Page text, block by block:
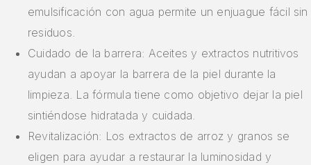
emulsificación con agua permite un enjuague fácil sin
residuos.
Cuidado de la barrera: Aceites y extractos nutritivos
ayudan a apoyar la barrera de la piel durante la
limpieza. La fórmula tiene como objetivo dejar la piel
sintiéndose hidratada y cuidada.
Revitalización: Los extractos de arroz y granos se
eligen para ayudar a restaurar la luminosidad y